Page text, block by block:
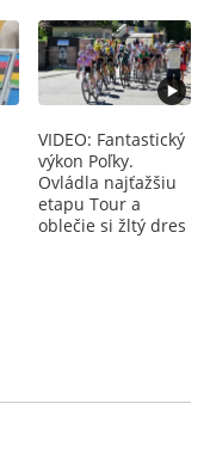
VIDEO: Fantastický
výkon Poľky.
Ovládla najťažšiu
etapu Tour a
oblečie si žltý dres